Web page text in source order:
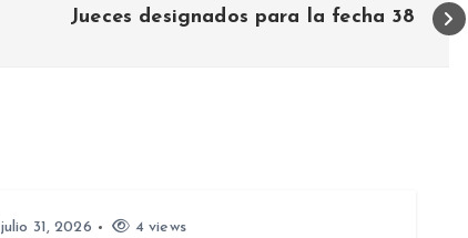
Jueces designados para la fecha 38
julio 31, 2026 4 views